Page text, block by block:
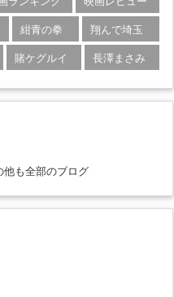
紺青の拳
翔んで埼玉
賭ケグルイ 長澤まさみ